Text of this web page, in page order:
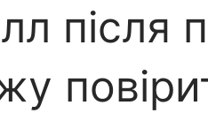
після